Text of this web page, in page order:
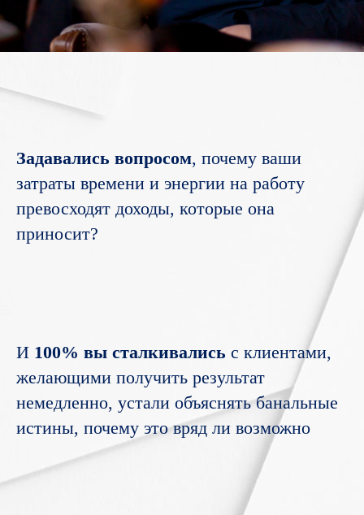
Задавались вопросом, почему ваши
затраты времени и энергии на работу
превосходят доходы, которые она
приносит?
И 100% вы сталкивались с клиентами,
желающими получить результат
немедленно, устали объяснять банальные
истины, почему это вряд ли возможно